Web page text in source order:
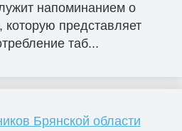
напоминанием о
которую представляет
таб...
Брянской области